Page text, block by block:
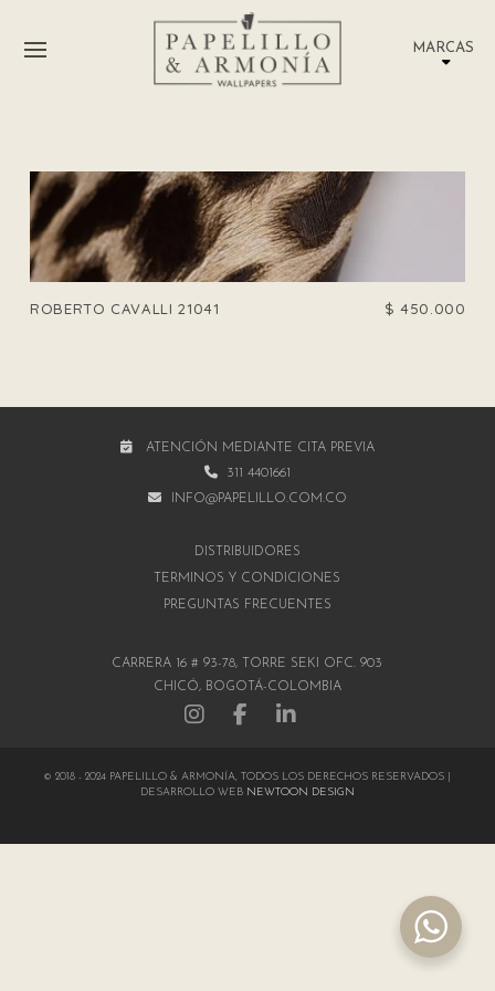
MARCAS
ROBERTO CAVALLI 21041 $ 450.000
ATENCIÓN MEDIANTE CITA PREVIA
311 4401661
INFO@PAPELILLO.COM.CO
DISTRIBUIDORES
TÉRMINOS Y CONDICIONES
PREGUNTAS FRECUENTES
CARRERA 16 # 93-78, TORRE SEKI OFC. 903
CHICÓ, BOGOTÁ-COLOMBIA
© 2018 - 2024 PAPELILLO & ARMONÍA, TODOS LOS DERECHOS RESERVADOS |
DESARROLLO WEB NEWTOON DESIGN